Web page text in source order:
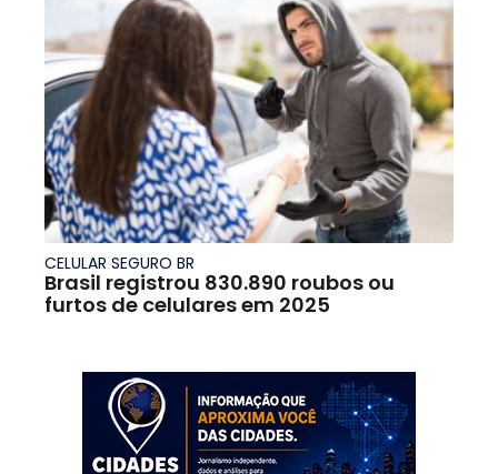
CELULAR SEGURO BR
Brasil registrou 830.890 roubos ou
furtos de celulares em 2025